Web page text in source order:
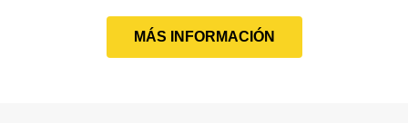
MÁS INFORMACIÓN